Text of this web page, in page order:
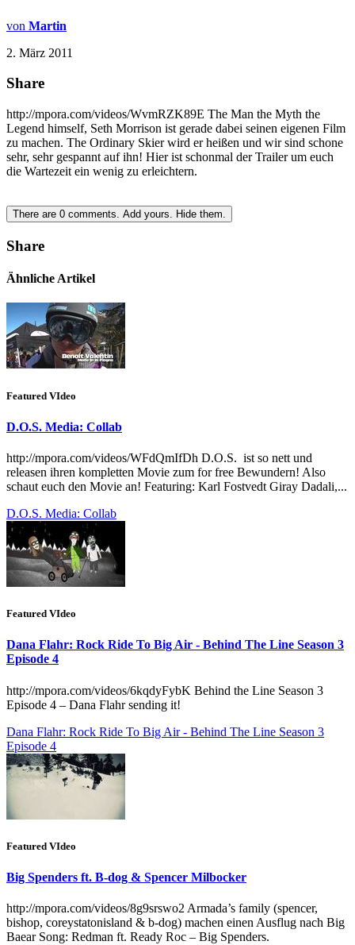
von Martin
2. März 2011
Share
http://mpora.com/videos/WvmRZK89E The Man the Myth the
Legend himself, Seth Morrison ist gerade dabei seinen eigenen Film
zu machen. The Ordinary Skier wird er heißen und wir sind schone
sehr, sehr gespannt auf ihn! Hier ist schonmal der Trailer um euch
die Wartezeit ein wenig zu erleichtern.
There are 0 comments. Add yours. Hide them.
Share
Ähnliche Artikel
Featured VIdeo
D.O.S. Media: Collab
http://mpora.com/videos/WFdQmIfDh D.O.S. ist so nett und
releasen ihren kompletten Movie zum for free Bewundern! Also
schaut euch den Movie an! Featuring: Karl Fostvedt Giray Dadali,...
D.O.S. Media: Collab
Featured VIdeo
Dana Flahr: Rock Ride To Big Air - Behind The Line Season 3
Episode 4
http://mpora.com/videos/6kqdyFybK Behind the Line Season 3
Episode 4 – Dana Flahr sending it!
Dana Flahr: Rock Ride To Big Air - Behind The Line Season 3
Episode 4
Featured VIdeo
Big Spenders ft. B-dog & Spencer Milbocker
http://mpora.com/videos/8g9srswo2 Armada’s family (spencer,
bishop, coreystatonisland & b-dog) machen einen Ausflug nach Big
Baear Song: Redman ft. Ready Roc – Big Spenders.